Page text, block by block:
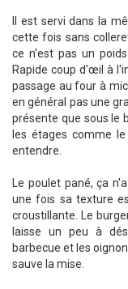
Il est servi dans la
cette fois sans
ce n'est pas un
Rapide coup d'œil à
passage au four à
en général pas une
présente que sous le
les étages comme
entendre.
Le poulet pané, ça
une fois sa texture
croustillante. Le
laisse un peu à
barbecue et les
sauve la mise.